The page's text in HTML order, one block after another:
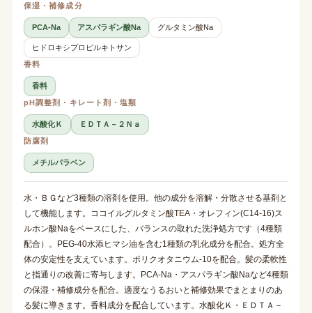
保湿・補修成分
PCA-Na アスパラギン酸Na グルタミン酸Na
ヒドロキシプロピルキトサン
香料
香料
pH調整剤・キレート剤・塩類
水酸化Ｋ
ＥＤＴＡ－２Ｎａ
防腐剤
メチルパラベン
水・ＢＧなど3種類の溶剤を使用。他の成分を溶解・分散させる基剤と
して機能します。ココイルグルタミン酸TEA・オレフィン(C14-16)ス
ルホン酸Naをベースにした、バランスの取れた洗浄処方です（4種類
配合）。PEG-40水添ヒマシ油を含む1種類の乳化成分を配合。処方全
体の安定性を支えています。ポリクオタニウム-10を配合。髪の柔軟性
と指通りの改善に寄与します。PCA-Na・アスパラギン酸Naなど4種類
の保湿・補修成分を配合。適度なうるおいと補修効果でまとまりのあ
る髪に導きます。香料成分を配合しています。水酸化Ｋ・ＥＤＴＡ－